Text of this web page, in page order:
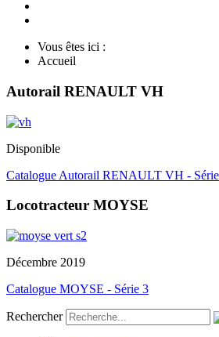
Vous êtes ici :
Accueil
Autorail RENAULT VH
Disponible
Catalogue Autorail RENAULT VH -
Locotracteur MOYSE
Décembre 2019
Catalogue MOYSE - Série 3
Rechercher